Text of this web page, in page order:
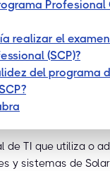
realizar el
(SCP)?
del programa
de TI que utiliza o
y sistemas de